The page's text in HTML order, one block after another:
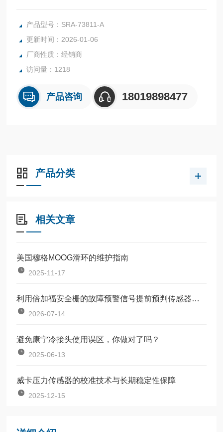
构传输到旋转结构。
SRA-73811以太网滑环提供双HD-SDI通信以及4,2安培连接。
接，随时可以安装。
SRA-73811采用金 - 金接触技术，具有极低的电噪声，可实现
的性能，并提供*竞争性滑环的
产品型号：SRA-73811-A
更新时间：2026-01-06
厂商性质：经销商
访问量：1218
产品咨询 18019898477
产品分类
相关文章
美国穆格MOOG滑环的维护指南
2025-11-17
利用倍加福安全栅的故障预警信号提前预判传感器失效
2026-07-14
避免康宁冷接头使用误区，你做对了吗？
2025-06-13
威卡压力传感器的校准技术与长期稳定性保障
2025-12-15